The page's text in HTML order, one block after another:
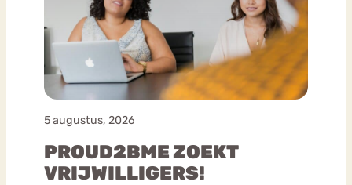
5 augustus, 2026
PROUD2BME ZOEKT
VRIJWILLIGERS!